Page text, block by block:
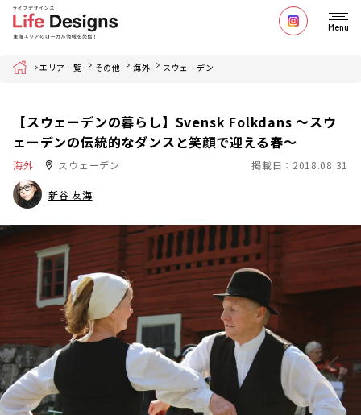
Menu
Home エリア一覧 その他 海外 スウェーデン
【スウェーデンの暮らし】Svensk Folkdans ～スウ
ェーデンの伝統的なダンスと笑顔で迎える春～
海外 スウェーデン 掲載日：2018.08.31
新谷 友海